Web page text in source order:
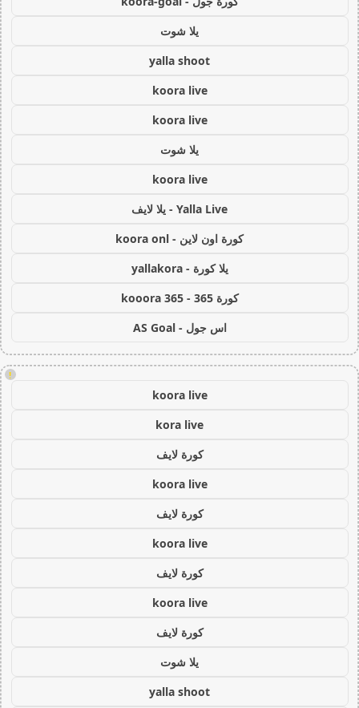
يلا شوت
yalla shoot
koora live
koora live
يلا شوت
koora live
Yalla Live - يلا لايف
كورة اون لاين - koora onl
يلا كورة - yallakora
كورة 365 - kooora 365
اس جول - AS Goal
!
koora live
kora live
كورة لايف
koora live
كورة لايف
koora live
كورة لايف
koora live
كورة لايف
يلا شوت
yalla shoot